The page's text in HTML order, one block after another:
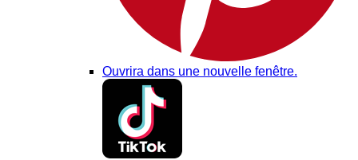
Ouvrira dans une nouvelle fenêtre.